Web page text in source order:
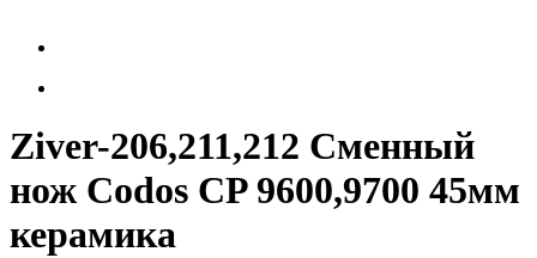
Ziver-206,211,212 Сменный
нож Codos CP 9600,9700 45мм
керамика